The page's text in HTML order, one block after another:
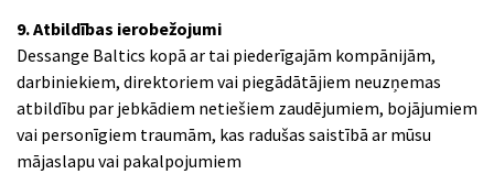
9. Atbildības ierobežojumi
Dessange Baltics kopā ar tai piederīgajām kompānijām,
darbiniekiem, direktoriem vai piegādātājiem neuzņemas
atbildību par jebkādiem netiešiem zaudējumiem, bojājumiem
vai personīgiem traumām, kas radušas saistībā ar mūsu
mājaslapu vai pakalpojumiem